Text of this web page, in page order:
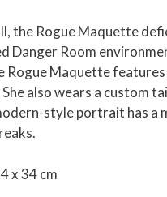
the Rogue Maquette
Danger Room
Rogue Maquette
also wears a custom
style portrait has
x 34 cm